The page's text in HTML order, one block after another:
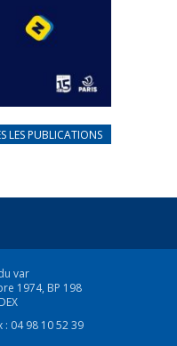
les réfugiés
LES PUBLICATIONS
var
1974, BP 198
: 04 98 10 52 39